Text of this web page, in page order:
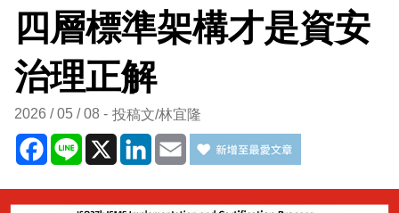
四層標準架構才是資安
治理正解
2026 / 05 / 08 投稿文/林宜隆
Facebook
Line X LinkedIn
Email